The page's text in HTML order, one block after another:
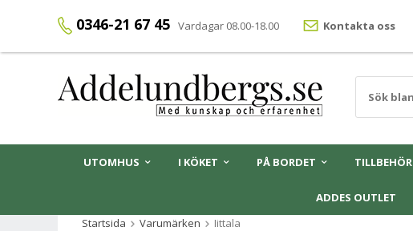
0346-21 67 45 Vardagar 08.00-18.00 Kontakta oss
UTOMHUS I KÖKET PÅ BORDET TILLBEHÖR
ADDES OUTLET
Startsida
Varumärken Iittala